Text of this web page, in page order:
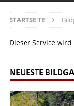
STARTSEITE
Dieser Service
NEUESTE